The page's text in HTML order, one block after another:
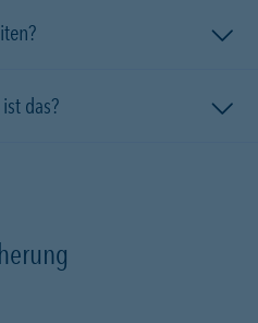
- Was ist das?